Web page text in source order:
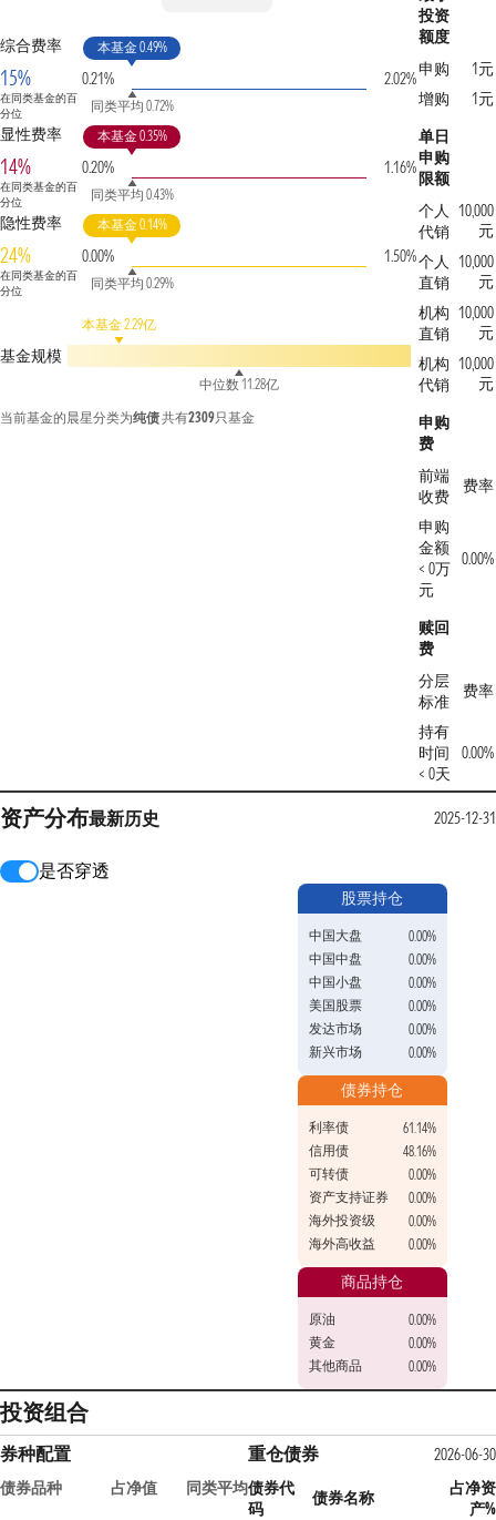
综合费率
15%
在同类基金的百
分位
0.21%
本基金 0.49%
同类平均 0.72%
2.02%
显性费率
14%
在同类基金的百
分位
0.20%
本基金 0.35%
同类平均 0.43%
1.16%
隐性费率
24%
在同类基金的百
分位
0.00%
本基金 0.14%
同类平均 0.29%
1.50%
基金规模
本基金 2.29亿
中位数 11.28亿
当前基金的晨星分类为纯债共有2309只基金
投资
额度
申购
1元
增购
1元
单日
申购
限额
个人
代销
10,000
元
个人
直销
10,000
元
机构
直销
10,000
元
机构
代销
10,000
元
申购
费
前端
收费
费率
申购
金额
< 0万
元
0.00%
赎回
费
分层
标准
费率
持有
时间
< 0天
0.00%
资产分布最新历史 2025-12-31
是否穿透
股票持仓
中国大盘
0.00%
中国中盘
0.00%
中国小盘
0.00%
美国股票
0.00%
发达市场
0.00%
新兴市场
0.00%
债券持仓
利率债
61.14%
信用债
48.16%
可转债
0.00%
资产支持证券
0.00%
海外投资级
0.00%
海外高收益
0.00%
商品持仓
原油
0.00%
黄金
0.00%
其他商品
0.00%
投资组合
券种配置
债券品种 占净值 同类平均
重仓债券
2026-06-30
债券代
码
债券名称
占净资
产%